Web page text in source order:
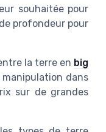
souhaitée pour
profondeur pour
la terre en big
dans
sur de grandes